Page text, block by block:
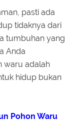
pasti ada
tidaknya dari
tumbuhan yang
Anda
waru adalah
hidup bukan
Pohon Waru